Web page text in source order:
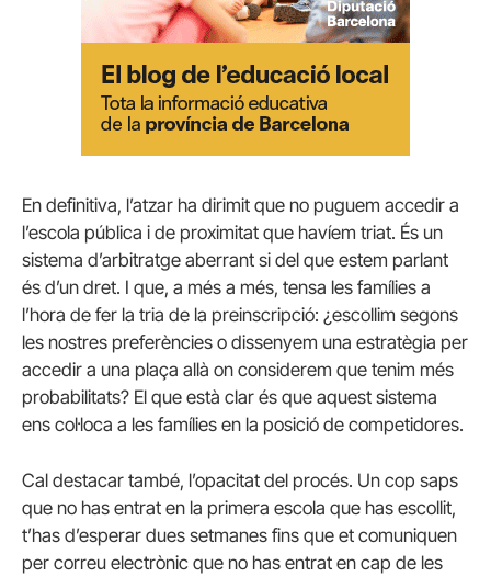
En definitiva, l’atzar ha dirimit que no puguem accedir a
l’escola pública i de proximitat que havíem triat. És un
sistema d’arbitratge aberrant si del que estem parlant
és d’un dret. I que, a més a més, tensa les famílies a
l’hora de fer la tria de la preinscripció: ¿escollim segons
les nostres preferències o dissenyem una estratègia per
accedir a una plaça allà on considerem que tenim més
probabilitats? El que està clar és que aquest sistema
ens col·loca a les famílies en la posició de competidores.
Cal destacar també, l’opacitat del procés. Un cop saps
que no has entrat en la primera escola que has escollit,
t’has d’esperar dues setmanes fins que et comuniquen
per correu electrònic que no has entrat en cap de les